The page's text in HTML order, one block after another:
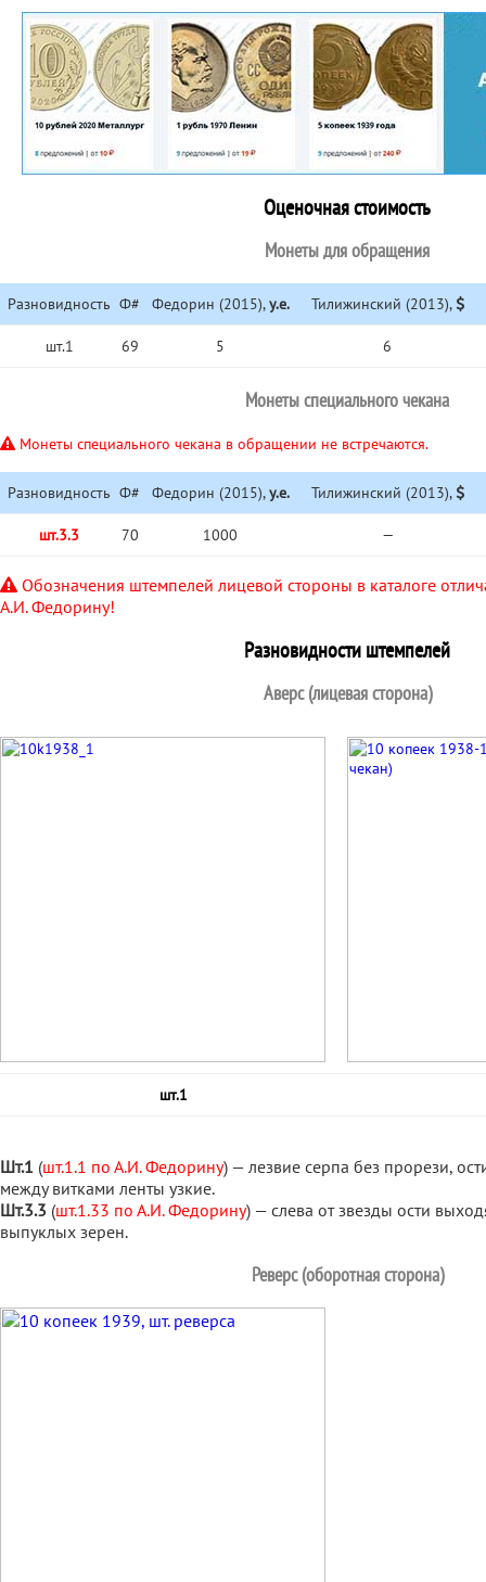
Оценочная стоимость
Монеты для обращения
Разновидность Ф# Федорин (2015),у.е. Тилижинский (2013),
шт.1 69 5 6
Монеты специального чекана
Монеты специального чекана в обращении не встречаются.
Разновидность Ф# Федорин (2015),у.е. Тилижинский (2013),
шт.3.3 70 1000 —
Обозначения штемпелей лицевой стороны в каталоге
А.И. Федорину!
Разновидности штемпелей
Аверс (лицевая сторона)
шт.1
Шт.1 (шт.1.1 по А.И. Федорину) — лезвие серпа без прорези,
между витками ленты узкие.
Шт.3.3 (шт.1.33 по А.И. Федорину) — слева от звезды ости
выпуклых зерен.
Реверс (оборотная сторона)